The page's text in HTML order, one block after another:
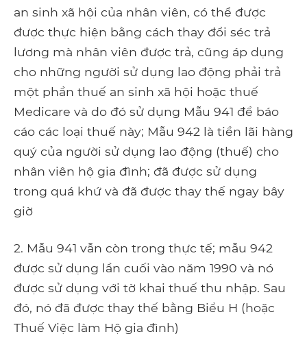
an sinh xã hội của nhân viên, có thể được
được thực hiện bằng cách thay đổi séc trả
lương mà nhân viên được trả, cũng áp dụng
cho những người sử dụng lao động phải trả
một phần thuế an sinh xã hội hoặc thuế
Medicare và do đó sử dụng Mẫu 941 để báo
cáo các loại thuế này; Mẫu 942 là tiền lãi hàng
quý của người sử dụng lao động (thuế) cho
nhân viên hộ gia đình; đã được sử dụng
trong quá khứ và đã được thay thế ngay bây
giờ
2. Mẫu 941 vẫn còn trong thực tế; mẫu 942
được sử dụng lần cuối vào năm 1990 và nó
được sử dụng với tờ khai thuế thu nhập. Sau
đó, nó đã được thay thế bằng Biểu H (hoặc
Thuế Việc làm Hộ gia đình)